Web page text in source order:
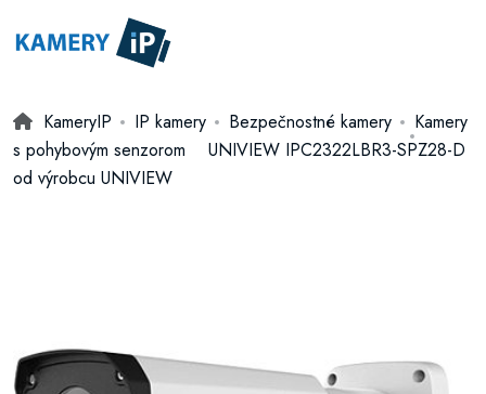
KameryIP IP kamery Bezpečnostné kamery
Kamery
s pohybovým senzorom
UNIVIEW IPC2322LBR3-SPZ28-D
od výrobcu UNIVIEW